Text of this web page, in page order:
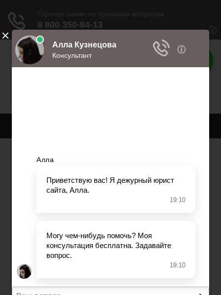
Права
Право собственности
Регистрация автомобиля
Гарантии и компенсации
Вопросы и ответы
Главная